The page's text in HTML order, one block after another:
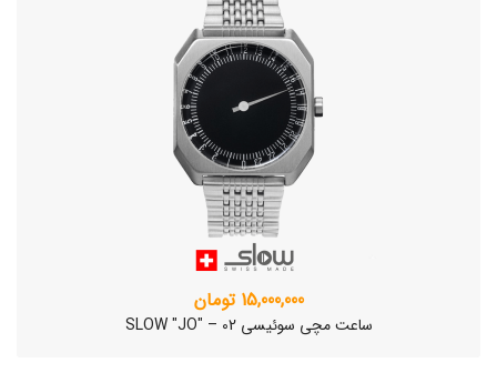
15,000,000 تومان
ساعت مچی سوئیسی SLOW "JO" – 02